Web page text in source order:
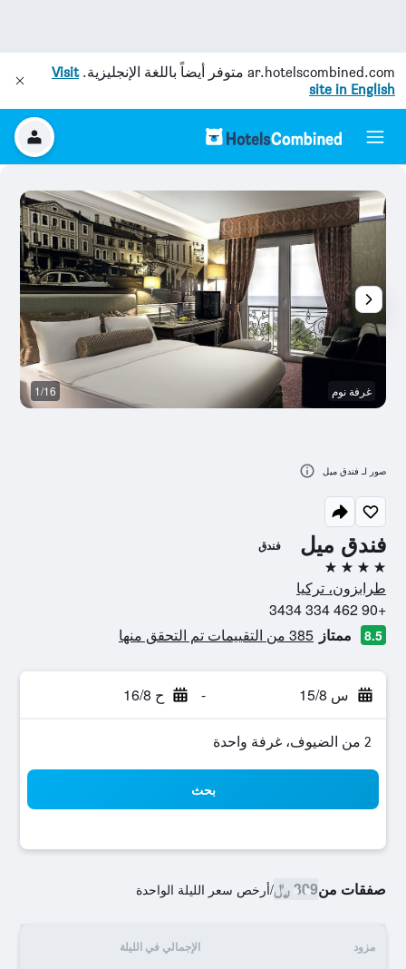
ar.hotelscombined.com متوفر أيضاً باللغة الإنجليزية.Visit
site in English
فندق ميل فندق
4 نجوم
طرابزون، تركيا
+90 462 334 3434
8.5 ممتاز 385 من التقييمات تم التحقق منها
س 15/8 - ح 16/8
2 من الضيوف، غرفة واحدة
بحث
صفقات من309 ﷼ /أرخص سعر الليلة الواحدة
مزود الإجمالي في الليلة
غرفة نوم 1/16
صور لـ فندق ميل